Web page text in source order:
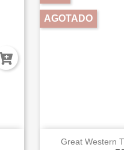
Great Western
AGOTADO
Vista